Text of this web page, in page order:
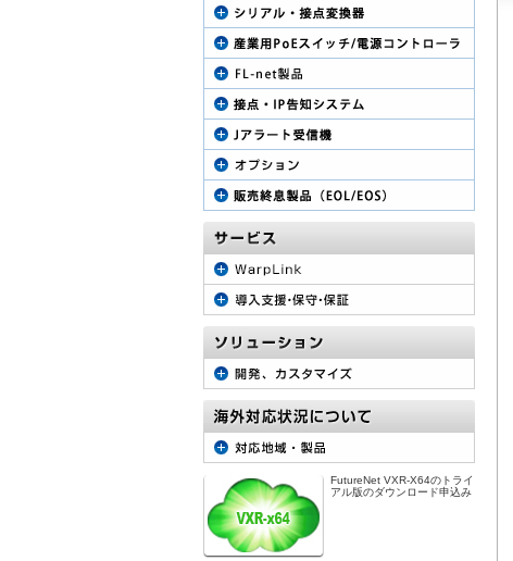
FutureNet VXR-X64のトライ
アル版のダウンロード申込み